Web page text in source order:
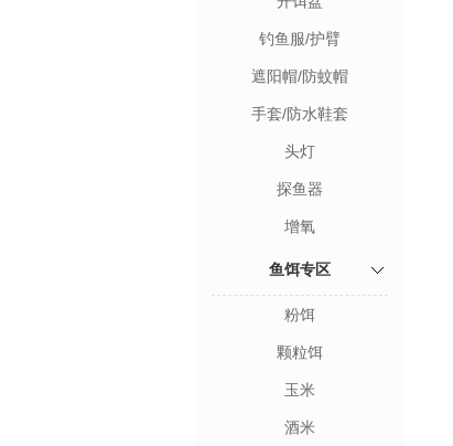
钓鱼服/护臂
遮阳帽/防蚊帽
手套/防水鞋套
头灯
探鱼器
增氧
鱼饵专区
粉饵
颗粒饵
玉米
酒米